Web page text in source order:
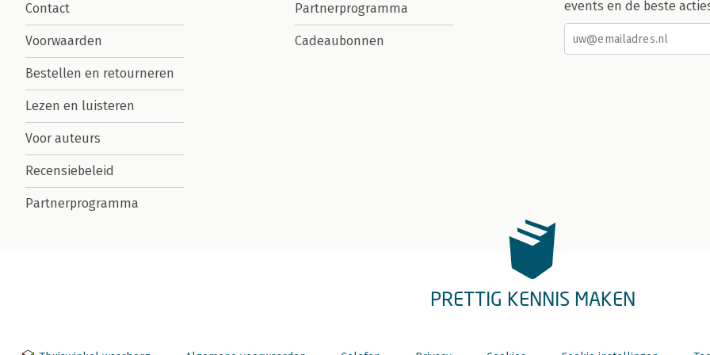
Contact
Voorwaarden
Bestellen en retourneren
Lezen en luisteren
Voor auteurs
Recensiebeleid
Partnerprogramma
Partnerprogramma
Cadeaubonnen
events en de beste
PRETTIG KENNIS MAKEN